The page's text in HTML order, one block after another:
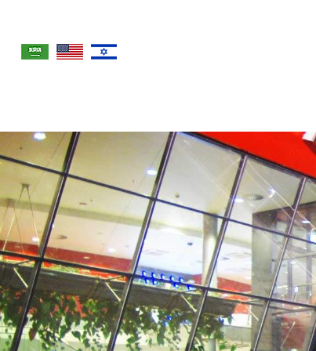
לימודי רפואה באוניברסיטת פראג
לימודי רפואה באוניברסיטת הראדץ קראלובה
לימודי רפואה באוניברסיטת אולומואוץ
לימודי רפואה באוניברסיטת פילזן
לימודי רפואה באוניברסיטת ברנו
לימודי רפואה באוניברסיטת אוסטרבה
לימודי רפואה בלטביה
לימודי רפואה באוניברסיטת ריגה
לימודי רפואה באוניברסיטת ניקוסיה